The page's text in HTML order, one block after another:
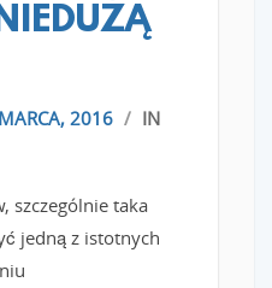
2016 / IN
szczególnie taka
jedną z istotnych